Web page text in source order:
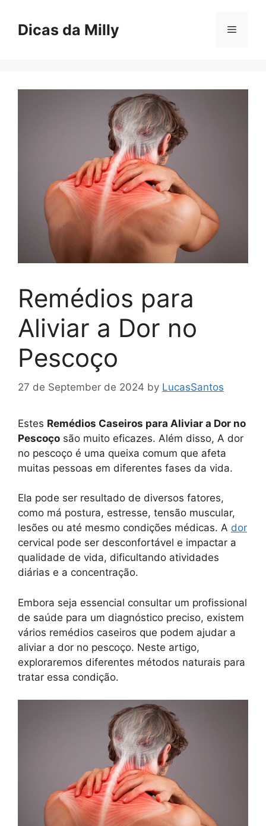
contentDicas da Milly Menu
Remédios para
Aliviar a Dor no
Pescoço
27 de September de 2024 by LucasSantos
Estes Remédios Caseiros para Aliviar a Dor no
Pescoço são muito eficazes. Além disso, A dor
no pescoço é uma queixa comum que afeta
muitas pessoas em diferentes fases da vida.
Ela pode ser resultado de diversos fatores,
como má postura, estresse, tensão muscular,
lesões ou até mesmo condições médicas. A dor
cervical pode ser desconfortável e impactar a
qualidade de vida, dificultando atividades
diárias e a concentração.
Embora seja essencial consultar um profissional
de saúde para um diagnóstico preciso, existem
vários remédios caseiros que podem ajudar a
aliviar a dor no pescoço. Neste artigo,
exploraremos diferentes métodos naturais para
tratar essa condição.